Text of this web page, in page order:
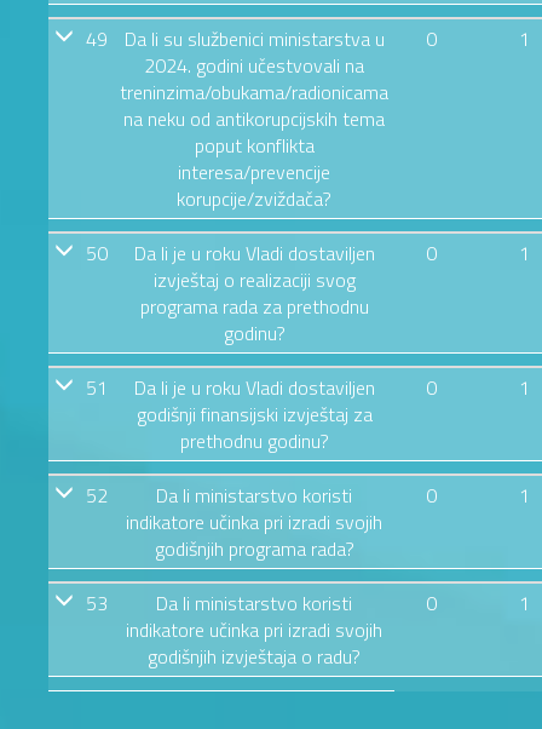
49
Da li su službenici ministarstva u
2024. godini učestvovali na
treninzima/obukama/radionicama
na neku od antikorupcijskih tema
poput konflikta
interesa/prevencije
korupcije/zviždača?
0 1
50
Da li je u roku Vladi dostaviljen
izvještaj o realizaciji svog
programa rada za prethodnu
godinu?
0 1
51
Da li je u roku Vladi dostaviljen
godišnji finansijski izvještaj za
prethodnu godinu?
0 1
52
Da li ministarstvo koristi
indikatore učinka pri izradi svojih
godišnjih programa rada?
0 1
53
Da li ministarstvo koristi
indikatore učinka pri izradi svojih
godišnjih izvještaja o radu?
0 1